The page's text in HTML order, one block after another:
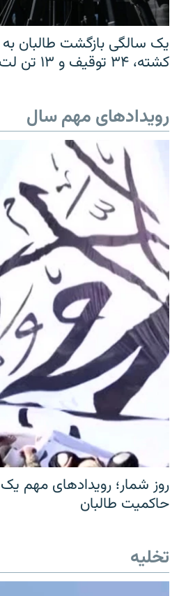
کشته، ۳۴ توقیف و ۱۳ تن لت‌وکوب شده‌اند
رویدادهای مهم سال
روز شمار؛ رویدادهای مهم
حاکمیت طالبان
تخلیه